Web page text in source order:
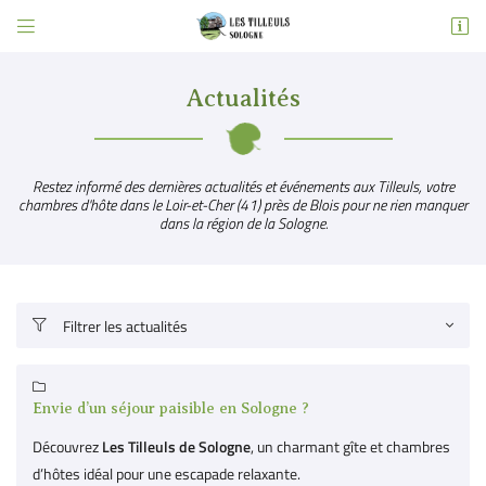
 
 Adresse email de réception

Rafraîchir le captcha
Actualités
Restez informé des dernières actualités et événements aux Tilleuls, votre
chambres d'hôte dans le Loir-et-Cher (41) près de Blois pour ne rien manquer
dans la région de la Sologne.
 Filtrer les actualités

Envie d’un séjour paisible en Sologne ?
DécouvrezLes Tilleuls de Sologne, un charmant gîte et chambres
d’hôtes idéal pour une escapade relaxante.